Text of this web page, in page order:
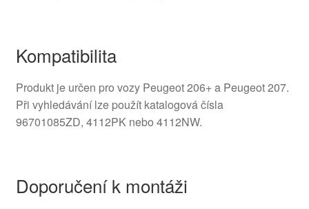
Kompatibilita
Produkt je určen pro vozy Peugeot 206+ a Peugeot 207.
Při vyhledávání lze použít katalogová čísla
96701085ZD, 4112PK nebo 4112NW.
Doporučení k montáži